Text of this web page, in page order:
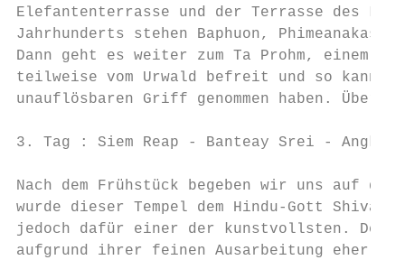
Elefantenterrasse und der Terrasse des
Jahrhunderts stehen Baphuon, Phimeanakas
Dann geht es weiter zum Ta Prohm, einem
teilweise vom Urwald befreit und so kann
unauflösbaren Griff genommen haben.
3. Tag : Siem Reap - Banteay Srei - Angkor
Nach dem Frühstück begeben wir uns auf
wurde dieser Tempel dem Hindu-Gott
jedoch dafür einer der kunstvollsten. Der
aufgrund ihrer feinen Ausarbeitung eher